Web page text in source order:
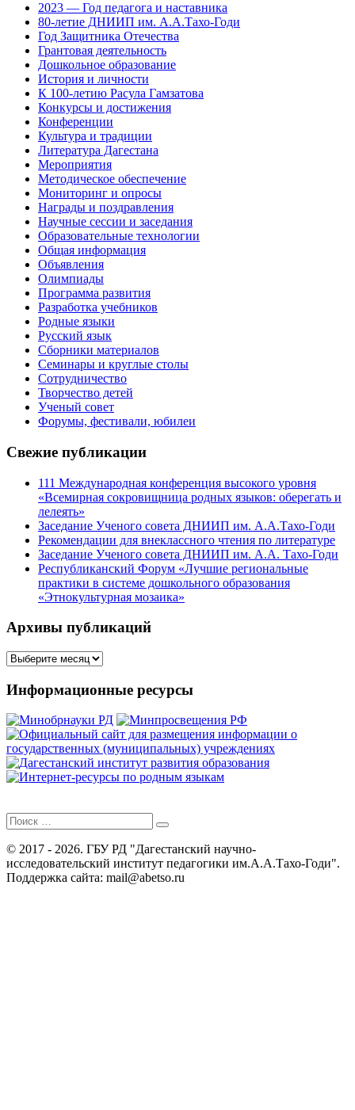
2023 — Год педагога и наставника
80-летие ДНИИП им. А.А.Тахо-Годи
Год Защитника Отечества
Грантовая деятельность
Дошкольное образование
История и личности
К 100-летию Расула Гамзатова
Конкурсы и достижения
Конференции
Культура и традиции
Литература Дагестана
Мероприятия
Методическое обеспечение
Мониторинг и опросы
Награды и поздравления
Научные сессии и заседания
Образовательные технологии
Общая информация
Объявления
Олимпиады
Программа развития
Разработка учебников
Родные языки
Русский язык
Сборники материалов
Семинары и круглые столы
Сотрудничество
Творчество детей
Ученый совет
Форумы, фестивали, юбилеи
Свежие публикации
111 Международная конференция высокого уровня
«Всемирная сокровищница родных языков: оберегать и
лелеять»
Заседание Ученого совета ДНИИП им. А.А.Тахо-Годи
Рекомендации для внеклассного чтения по литературе
Заседание Ученого совета ДНИИП им. А.А. Тахо-Годи
Республиканский Форум «Лучшие региональные
практики в системе дошкольного образования
«Этнокультурная мозаика»
Архивы публикаций
Архивы
Информационные ресурсы
Поиск
для:
© 2017 - 2026. ГБУ РД "Дагестанский научно-
исследовательский институт педагогики им.А.А.Тахо-Годи".
Поддержка сайта: mail@abetso.ru